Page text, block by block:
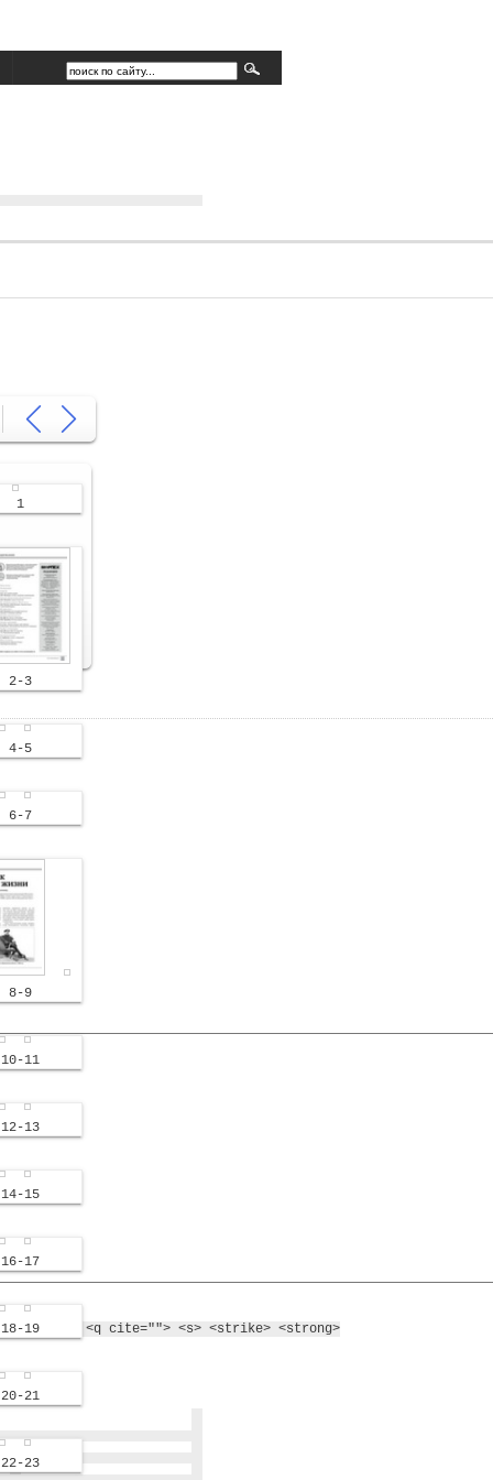
1
2-3
4-5
6-7
8-9
10-11
12-13
14-15
16-17
18-19
20-21
22-23
<i> <q cite=""> <s> <strike> <strong>